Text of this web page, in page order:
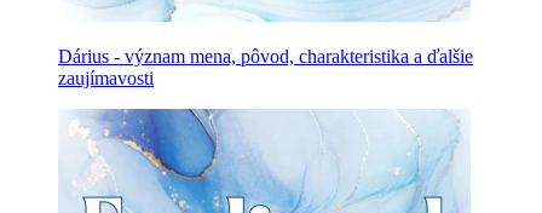
Dárius - význam mena, pôvod, charakteristika a ďalšie
zaujímavosti